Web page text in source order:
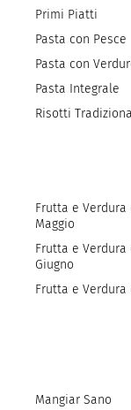
Primi Piatti
Pasta con Pesce
Pasta con
Pasta Integrale
Risotti
Frutta e Verdura
Maggio
Frutta e Verdura
Giugno
Frutta e Verdura
Mangiar Sano